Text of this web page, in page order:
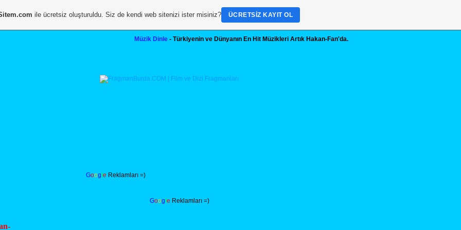
Müzik Dinle - Türkiyenin ve Dünyanın En Hit Müzikleri Artık Hakan-Fan'da.
Goog e Reklamları =)
Goog e Reklamları =)
ile ücretsiz oluşturuldu. Siz de kendi web sitenizi ister misiniz? ÜCRETSIZ KAYIT OL